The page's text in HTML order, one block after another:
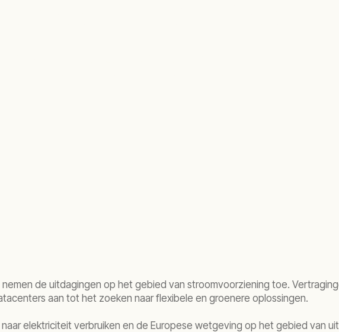
nemen de uitdagingen op het gebied van stroomvoorziening toe.
aan tot het zoeken naar flexibele en groenere oplossingen.
elektriciteit verbruiken en de Europese wetgeving op het gebied van